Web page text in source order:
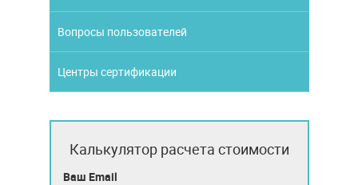
Вопросы пользователей
Центры сертификации
Калькулятор расчета стоимости
Ваш Email